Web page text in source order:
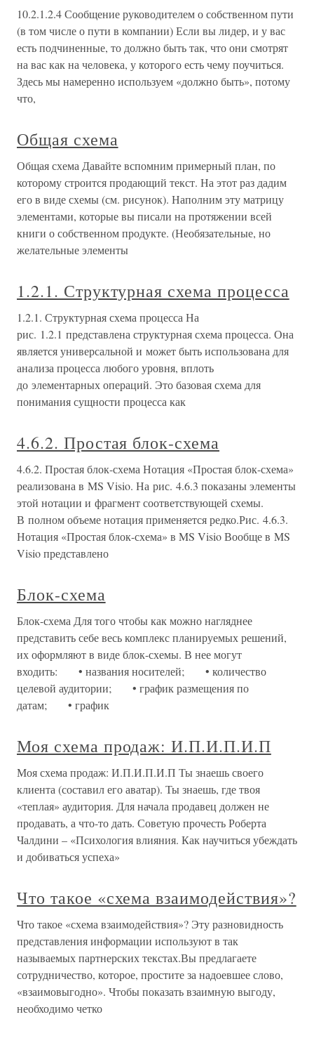
10.2.1.2.4 Сообщение руководителем о собственном пути
(в том числе о пути в компании) Если вы лидер, и у вас
есть подчиненные, то должно быть так, что они смотрят
на вас как на человека, у которого есть чему поучиться.
Здесь мы намеренно используем «должно быть», потому
что,
Общая схема
Общая схема Давайте вспомним примерный план, по
которому строится продающий текст. На этот раз дадим
его в виде схемы (см. рисунок). Наполним эту матрицу
элементами, которые вы писали на протяжении всей
книги о собственном продукте. (Необязательные, но
желательные элементы
1.2.1. Структурная схема процесса
1.2.1. Структурная схема процесса На
рис. 1.2.1 представлена структурная схема процесса. Она
является универсальной и может быть использована для
анализа процесса любого уровня, вплоть
до элементарных операций. Это базовая схема для
понимания сущности процесса как
4.6.2. Простая блок-схема
4.6.2. Простая блок-схема Нотация «Простая блок-схема»
реализована в MS Visio. На рис. 4.6.3 показаны элементы
этой нотации и фрагмент соответствующей схемы.
В полном объеме нотация применяется редко.Рис. 4.6.3.
Нотация «Простая блок-схема» в MS Visio Вообще в MS
Visio представлено
Блок-схема
Блок-схема Для того чтобы как можно нагляднее
представить себе весь комплекс планируемых решений,
их оформляют в виде блок-схемы. В нее могут
входить: • названия носителей; • количество
целевой аудитории; • график размещения по
датам; • график
Моя схема продаж: И.П.И.П.И.П
Моя схема продаж: И.П.И.П.И.П Ты знаешь своего
клиента (составил его аватар). Ты знаешь, где твоя
«теплая» аудитория. Для начала продавец должен не
продавать, а что-то дать. Советую прочесть Роберта
Чалдини – «Психология влияния. Как научиться убеждать
и добиваться успеха»
Что такое «схема взаимодействия»?
Что такое «схема взаимодействия»? Эту разновидность
представления информации используют в так
называемых партнерских текстах.Вы предлагаете
сотрудничество, которое, простите за надоевшее слово,
«взаимовыгодно». Чтобы показать взаимную выгоду,
необходимо четко